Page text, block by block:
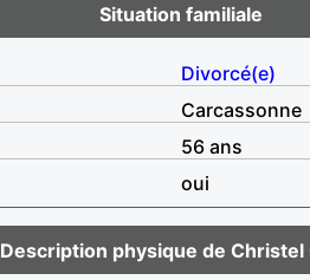
Situation familiale
Divorcé(e)
Carcassonne
56 ans
oui
Description physique de Christel